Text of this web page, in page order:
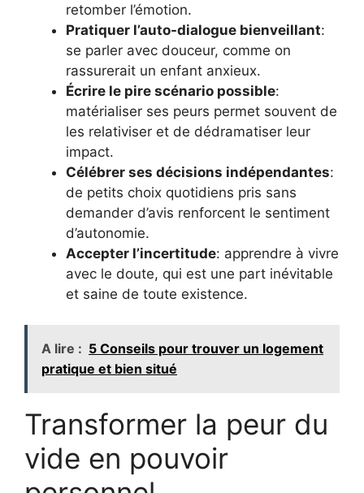
retomber l’émotion.
Pratiquer l’auto-dialogue bienveillant:
se parler avec douceur, comme on
rassurerait un enfant anxieux.
Écrire le pire scénario possible:
matérialiser ses peurs permet souvent de
les relativiser et de dédramatiser leur
impact.
Célébrer ses décisions indépendantes:
de petits choix quotidiens pris sans
demander d’avis renforcent le sentiment
d’autonomie.
Accepter l’incertitude: apprendre à vivre
avec le doute, qui est une part inévitable
et saine de toute existence.
A lire : 5 Conseils pour trouver un logement
pratique et bien situé
Transformer la peur du
vide en pouvoir